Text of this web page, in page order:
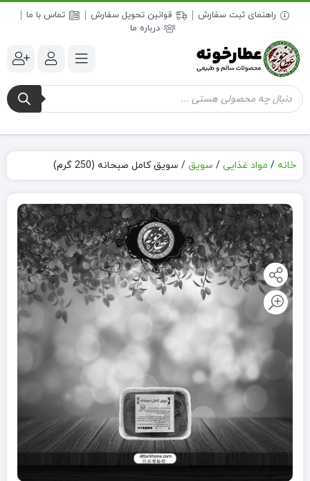
راهنمای ثبت سفارش قوانین تحویل سفارش
تماس با ما
درباره ما
جستجوی
محصولات
خانه / مواد غذایی / سویق / سویق کامل صبحانه (250 گرم)